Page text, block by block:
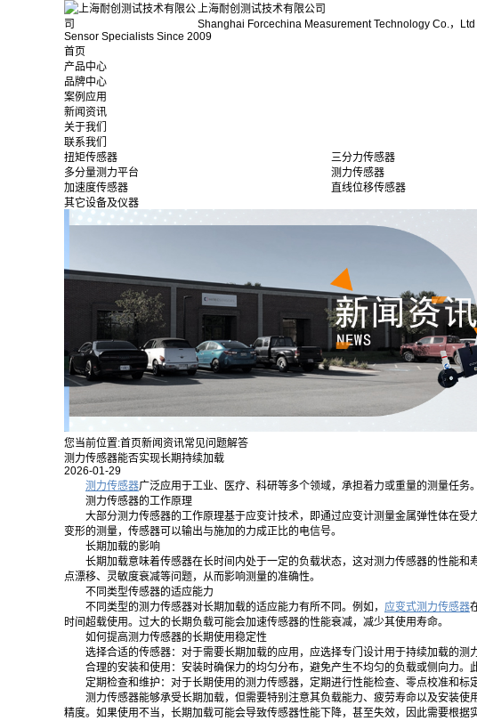
上海耐创测试技术有限公司
Shanghai Forcechina Measurement Technology Co.，Ltd
Sensor Specialists Since 2009
首页
产品中心
品牌中心
案例应用
新闻资讯
关于我们
联系我们
扭矩传感器
三分力传感器
多分量测力平台
测力传感器
加速度传感器
直线位移传感器
其它设备及仪器
您当前位置:首页新闻资讯常见问题解答
测力传感器能否实现长期持续加载
2026-01-29
测力传感器广泛应用于工业、医疗、科研等多个领域，承担着力或重量的测量任
测力传感器的工作原理
大部分测力传感器的工作原理基于应变计技术，即通过应变计测量金属弹性体在
变形的测量，传感器可以输出与施加的力成正比的电信号。
长期加载的影响
长期加载意味着传感器在长时间内处于一定的负载状态，这对测力传感器的性能
点漂移、灵敏度衰减等问题，从而影响测量的准确性。
不同类型传感器的适应能力
不同类型的测力传感器对长期加载的适应能力有所不同。例如， 应变式测力传感器
时间超载使用。过大的长期负载可能会加速传感器的性能衰减，减少其使用寿命。
如何提高测力传感器的长期使用稳定性
选择合适的传感器：对于需要长期加载的应用，应选择专门设计用于持续加载的测
合理的安装和使用：安装时确保力的均匀分布，避免产生不均匀的负载或侧向力
定期检查和维护：对于长期使用的测力传感器，定期进行性能检查、零点校准和标
测力传感器能够承受长期加载，但需要特别注意其负载能力、疲劳寿命以及安装
精度。如果使用不当，长期加载可能会导致传感器性能下降，甚至失效，因此需要根据